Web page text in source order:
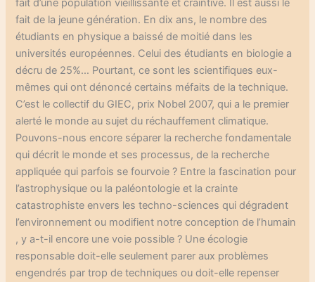
fait d’une population vieillissante et craintive. Il est aussi le
fait de la jeune génération. En dix ans, le nombre des
étudiants en physique a baissé de moitié dans les
universités européennes. Celui des étudiants en biologie a
décru de 25%… Pourtant, ce sont les scientifiques eux-
mêmes qui ont dénoncé certains méfaits de la technique.
C’est le collectif du GIEC, prix Nobel 2007, qui a le premier
alerté le monde au sujet du réchauffement climatique.
Pouvons-nous encore séparer la recherche fondamentale
qui décrit le monde et ses processus, de la recherche
appliquée qui parfois se fourvoie ? Entre la fascination pour
l’astrophysique ou la paléontologie et la crainte
catastrophiste envers les techno-sciences qui dégradent
l’environnement ou modifient notre conception de l’humain
, y a-t-il encore une voie possible ? Une écologie
responsable doit-elle seulement parer aux problèmes
engendrés par trop de techniques ou doit-elle repenser